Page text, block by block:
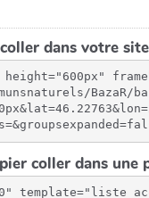
dans votre site
height="600px"
coller dans une